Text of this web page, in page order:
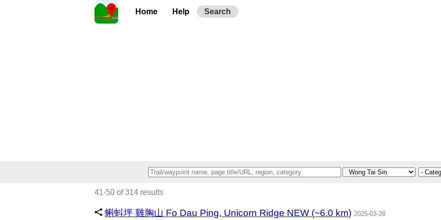
Home Help Search
41-50 of 314 results
蝌蚪坪 雞胸山 Fo Dau Ping, Unicorn Ridge NEW (~6.0 km) 2025-03-28